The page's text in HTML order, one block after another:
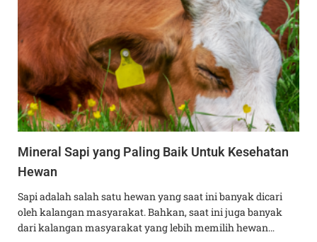
Mineral Sapi yang Paling Baik Untuk Kesehatan
Hewan
Sapi adalah salah satu hewan yang saat ini banyak dicari
oleh kalangan masyarakat. Bahkan, saat ini juga banyak
dari kalangan masyarakat yang lebih memilih hewan…